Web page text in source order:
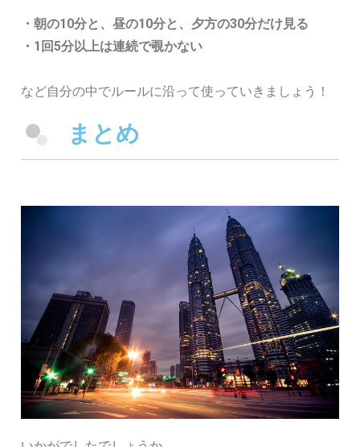
・朝の10分と、昼の10分と、夕方の30分だけ見る
・1回5分以上は連続で覗かない
など自分の中でルールに沿って使っていきましょう！
まとめ